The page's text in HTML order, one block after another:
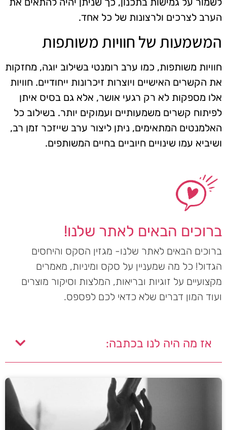
הערב לצרכים ולרצונות של כל אחד.
המשמעות של חוויות משותפות
חוויות משותפות, כמו ערב רומנטי בשילוב יוגה, מחזקות
את הקשרים האישיים ויוצרות זיכרונות ייחודיים. חוויות
אלו מספקות לא רק רגעי אושר, אלא גם בסיס איתן
לפיתוח קשרים משמעותיים ועמוקים יותר. בשילוב כל
האלמנטים המתאימים, ניתן ליצור ערב שייזכר זמן רב,
ושיביא עמו שינויים חיוביים בחיים המשותפים.
ברוכים הבאים לאתר שלנו!
ברוכים הבאים לאתר שלנו- מגזין הסקס והיחסים
הגדול! כל מה שמעניין על סקס ומיניות, מאמרים
מקצועיים על זוגיות ובריאות, המלצות וסיקור מוצרים
ועוד המון דברים שלא כדאי לכם לפספס.
אז מה היה לנו בכתבה: